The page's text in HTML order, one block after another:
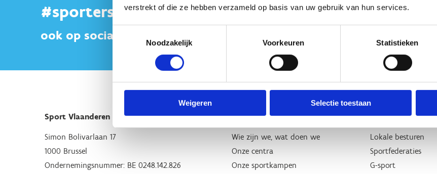
verstrekt of die ze hebben verzameld op basis van uw gebruik van hun services.
Noodzakelijk
Voorkeuren Statistieken
Weigeren Selectie toestaan
#sportersbelevenmeer
ook op sociale media
Sport Vlaanderen Hoofdzetel
Simon Bolivarlaan 17
1000 Brussel
Ondernemingsnummer: BE 0248.142.826
Over ons
Wie zijn we, wat doen we
Onze centra
Onze sportkampen
Wij ondersteunen
Lokale besturen
Sportfederaties
G-sport